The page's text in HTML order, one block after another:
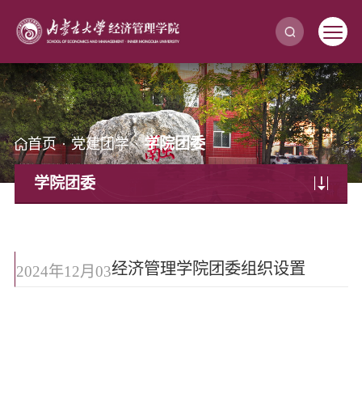
首页 · 党建团学 · 学院团委
学院团委
2024年12月03经济管理学院团委组织设置